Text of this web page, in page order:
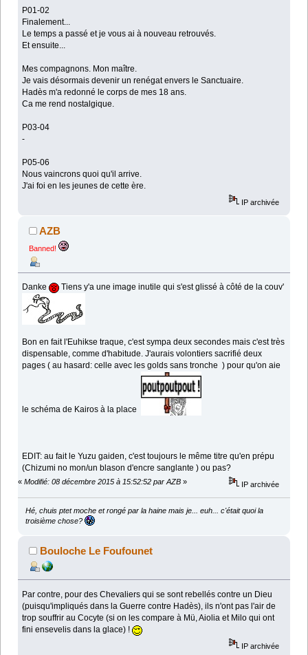
P01-02
Finalement...
Le temps a passé et je vous ai à nouveau retrouvés.
Et ensuite...
Mes compagnons. Mon maître.
Je vais désormais devenir un renégat envers le Sanctuaire.
Hadès m'a redonné le corps de mes 18 ans.
Ca me rend nostalgique.
P03-04
-
P05-06
Nous vaincrons quoi qu'il arrive.
J'ai foi en les jeunes de cette ère.
IP archivée
AZB
Banned!
Danke Tiens y'a une image inutile qui s'est glissé à côté de la couv'
Bon en fait l'Euhikse traque, c'est sympa deux secondes mais c'est très
dispensable, comme d'habitude. J'aurais volontiers sacrifié deux
pages ( au hasard: celle avec les golds sans tronche ) pour qu'on aie
le schéma de Kairos à la place
EDIT: au fait le Yuzu gaiden, c'est toujours le même titre qu'en prépu
(Chizumi no mon/un blason d'encre sanglante ) ou pas?
« Modifié: 08 décembre 2015 à 15:52:52 par AZB » IP archivée
Hé, chuis ptet moche et rongé par la haine mais je... euh... c'était quoi la
troisième chose?
Bouloche Le Foufounet
Par contre, pour des Chevaliers qui se sont rebellés contre un Dieu
(puisqu'impliqués dans la Guerre contre Hadès), ils n'ont pas l'air de
trop souffrir au Cocyte (si on les compare à Mü, Aiolia et Milo qui ont
fini ensevelis dans la glace) !
IP archivée